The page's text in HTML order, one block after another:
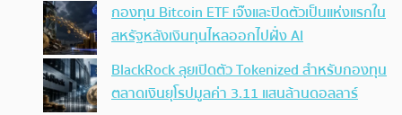
กองทุน Bitcoin ETF เจ๊งและปิดตัวเป็นแห่งแรกใน
สหรัฐหลังเงินทุนไหลออกไปฝั่ง AI
BlackRock ลุยเปิดตัว Tokenized สำหรับกองทุน
ตลาดเงินยุโรปมูลค่า 3.11 แสนล้านดอลลาร์